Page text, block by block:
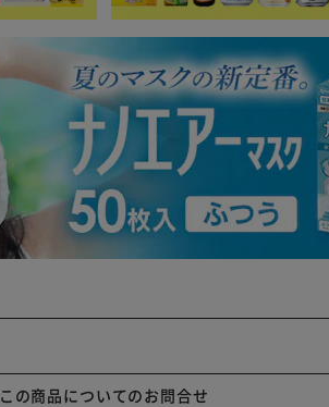
この商品についてのお問合せ